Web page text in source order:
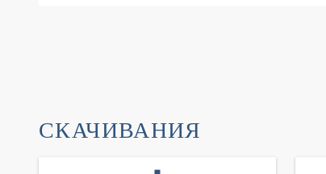
СКАЧИВАНИЯ